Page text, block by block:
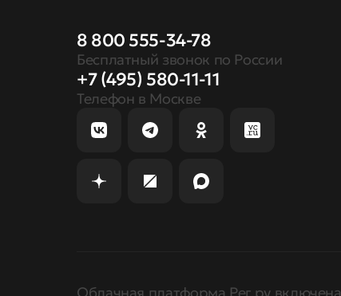
8 800 555-34-78
Бесплатный звонок по России
+7 (495) 580-11-11
Телефон в Москве